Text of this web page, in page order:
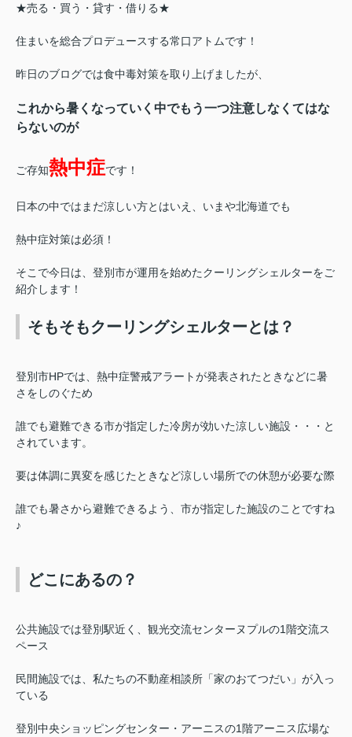
★売る・買う・貸す・借りる★
住まいを総合プロデュースする常口アトムです！
昨日のブログでは食中毒対策を取り上げましたが、
これから暑くなっていく中でもう一つ注意しなくてはな
らないのが
ご存知熱中症です！
日本の中ではまだ涼しい方とはいえ、いまや北海道でも
熱中症対策は必須！
そこで今日は、登別市が運用を始めたクーリングシェルターをご
紹介します！
そもそもクーリングシェルターとは？
登別市HPでは、熱中症警戒アラートが発表されたときなどに暑
さをしのぐため
誰でも避難できる市が指定した冷房が効いた涼しい施設・・・と
されています。
要は体調に異変を感じたときなど涼しい場所での休憩が必要な際
誰でも暑さから避難できるよう、市が指定した施設のことですね
♪
どこにあるの？
公共施設では登別駅近く、観光交流センターヌプルの1階交流ス
ペース
民間施設では、私たちの不動産相談所「家のおてつだい」が入っ
ている
登別中央ショッピングセンター・アーニスの1階アーニス広場な